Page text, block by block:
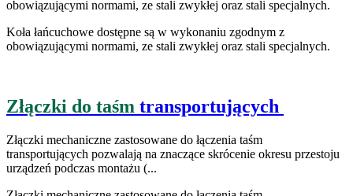
obowiązującymi normami, ze stali zwykłej oraz stali specjalnych.
Koła łańcuchowe dostępne są w wykonaniu zgodnym z
obowiązującymi normami, ze stali zwykłej oraz stali specjalnych.
Złączki do taśm transportujących
Złączki mechaniczne zastosowane do łączenia taśm
transportujących pozwalają na znaczące skrócenie okresu przestoju
urządzeń podczas montażu (...